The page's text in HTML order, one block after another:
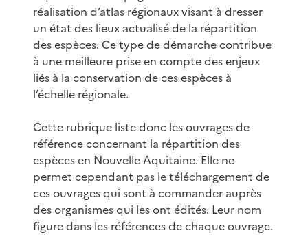
réalisation d’atlas régionaux visant à dresser
un état des lieux actualisé de la répartition
des espèces. Ce type de démarche contribue
à une meilleure prise en compte des enjeux
liés à la conservation de ces espèces à
l’échelle régionale.
Cette rubrique liste donc les ouvrages de
référence concernant la répartition des
espèces en Nouvelle Aquitaine. Elle ne
permet cependant pas le téléchargement de
ces ouvrages qui sont à commander auprès
des organismes qui les ont édités. Leur nom
figure dans les références de chaque ouvrage.